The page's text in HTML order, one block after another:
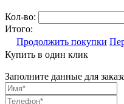
Кол-во:
Итого:
Продолжить покупки
Купить в один клик
Заполните данные для